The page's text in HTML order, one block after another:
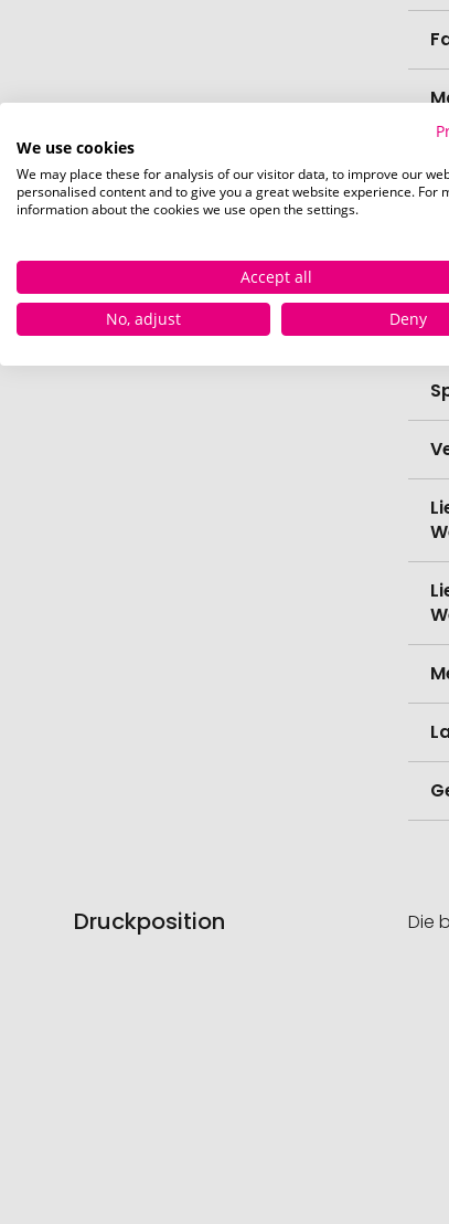
Druckposition Die
We use cookies
We may place these for analysis of our visitor data, to improve our
personalised content and to give you a great website experience. For
information about the cookies we use open the settings.
Accept all
No, adjust
Deny